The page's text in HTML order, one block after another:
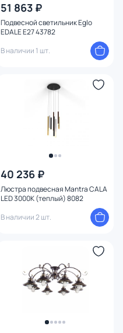
51 863 ₽
Подвесной светильник Eglo
EDALE E27 43782
В наличии 1 шт.
40 236 ₽
Люстра подвесная Mantra CALA
LED 3000К (теплый) 8082
В наличии 2 шт.